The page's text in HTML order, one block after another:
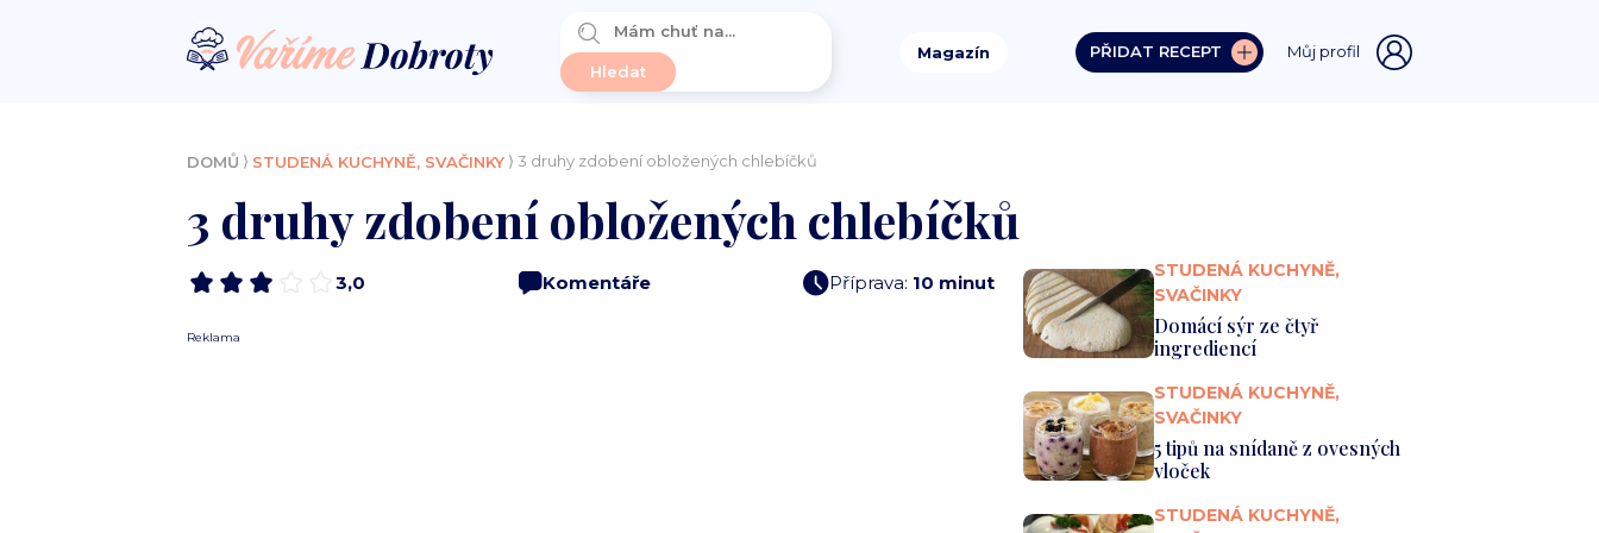
Magazín PŘIDAT RECEPT Můj profil
DOMŮ ⟩ STUDENÁ KUCHYNĚ, SVAČINKY⟩ 3 druhy zdobení obložených chlebíčků
3 druhy zdobení obložených chlebíčků
3,0 Komentáře Příprava: 10 minut
Reklama
STUDENÁ KUCHYNĚ,
SVAČINKY
Domácí sýr ze čtyř
ingrediencí
STUDENÁ KUCHYNĚ,
SVAČINKY
5 tipů na snídaně z ovesných
vloček
STUDENÁ KUCHYNĚ,